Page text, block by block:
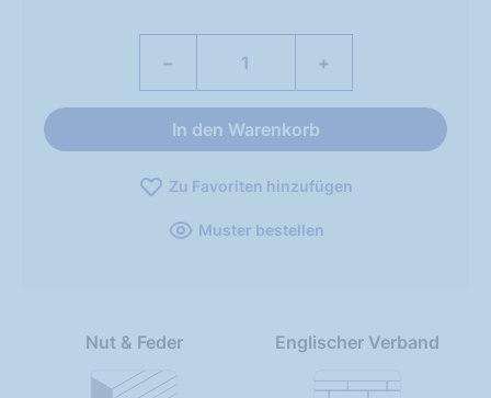
− +
In den Warenkorb
Zu Favoriten hinzufügen
Muster bestellen
Nut & Feder Englischer Verband